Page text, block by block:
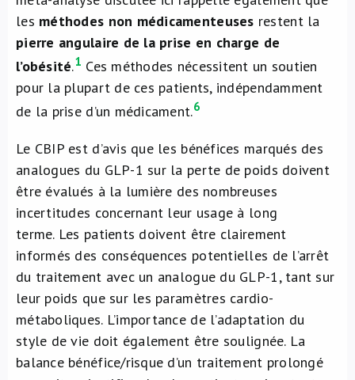
les méthodes non médicamenteuses restent la
pierre angulaire de la prise en charge de
l’obésité.1 Ces méthodes nécessitent un soutien
pour la plupart de ces patients, indépendamment
de la prise d’un médicament.6
Le CBIP est d’avis que les bénéfices marqués des
analogues du GLP-1 sur la perte de poids doivent
être évalués à la lumière des nombreuses
incertitudes concernant leur usage à long
terme. Les patients doivent être clairement
informés des conséquences potentielles de l’arrêt
du traitement avec un analogue du GLP-1, tant sur
leur poids que sur les paramètres cardio-
métaboliques. L’importance de l’adaptation du
style de vie doit également être soulignée. La
balance bénéfice/risque d’un traitement prolongé